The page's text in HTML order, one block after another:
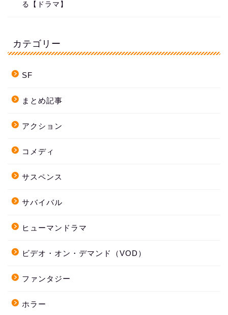
る【ドラマ】
カテゴリー
SF
まとめ記事
アクション
コメディ
サスペンス
サバイバル
ヒューマンドラマ
ビデオ・オン・デマンド（VOD）
ファンタジー
ホラー